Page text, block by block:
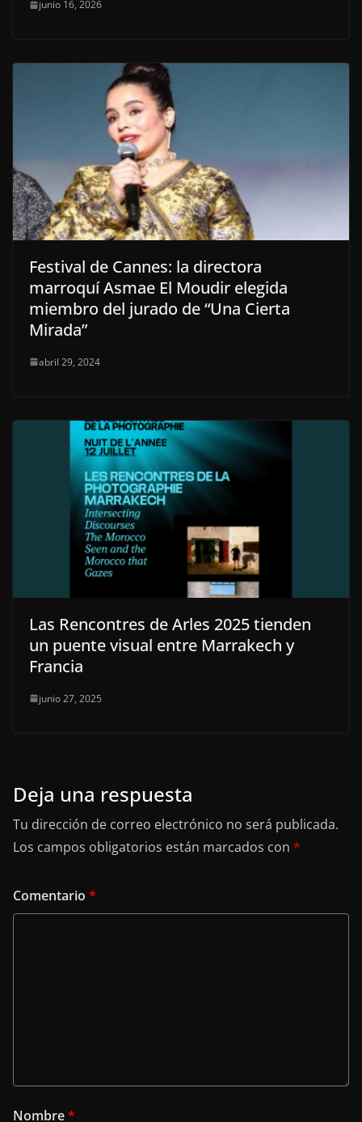
junio 16, 2026
Festival de Cannes: la directora
marroquí Asmae El Moudir elegida
miembro del jurado de “Una Cierta
Mirada”
abril 29, 2024
Las Rencontres de Arles 2025 tienden
un puente visual entre Marrakech y
Francia
junio 27, 2025
Deja una respuesta
Tu dirección de correo electrónico no será publicada.
Los campos obligatorios están marcados con *
Comentario *
Nombre*